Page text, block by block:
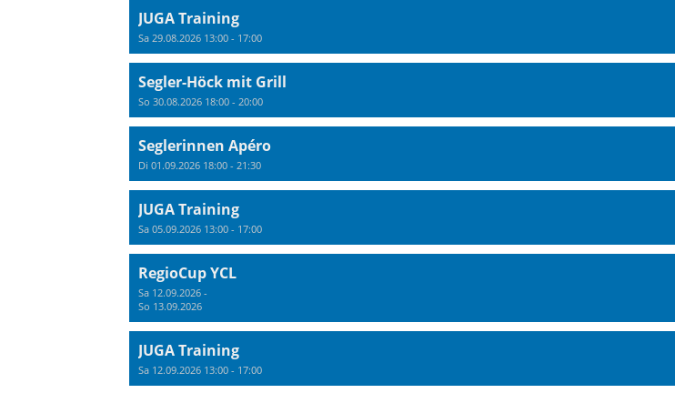
JUGA Training
Sa 29.08.2026 13:00 - 17:00
Segler-Höck mit Grill
So 30.08.2026 18:00 - 20:00
Seglerinnen Apéro
Di 01.09.2026 18:00 - 21:30
JUGA Training
Sa 05.09.2026 13:00 - 17:00
RegioCup YCL
Sa 12.09.2026 -
So 13.09.2026
JUGA Training
Sa 12.09.2026 13:00 - 17:00